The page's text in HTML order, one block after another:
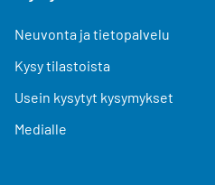
Neuvonta ja tietopalvelu
Kysy tilastoista
Usein kysytyt kysymykset
Medialle